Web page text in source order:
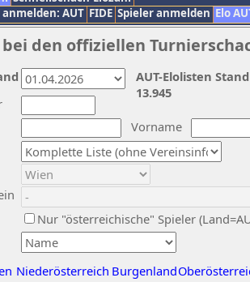
AUT FIDE Spieler anmelden Elo
den offiziellen
Vorname
Nur "österreichische" Spieler
Niederösterreich Burgenland
AUT-Elolisten
13.945